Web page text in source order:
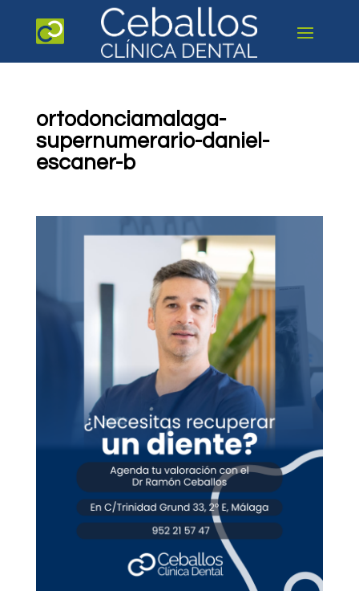
ortodonciamalaga-
supernumerario-daniel-
escaner-b